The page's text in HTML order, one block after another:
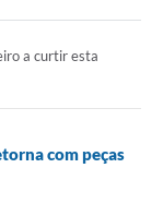
a curtir esta
com peças